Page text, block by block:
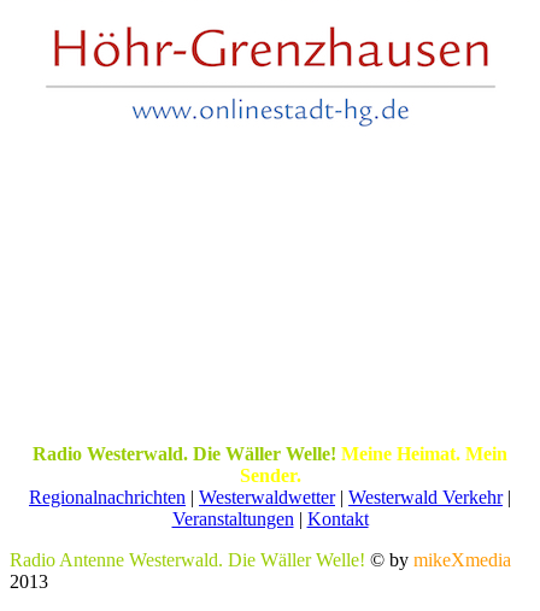
Radio Westerwald. Die Wäller Welle! Meine Heimat. Mein
Sender.
Regionalnachrichten | Westerwaldwetter| Westerwald Verkehr|
Veranstaltungen | Kontakt
Radio Antenne Westerwald. Die Wäller Welle! © by mikeXmedia
2013